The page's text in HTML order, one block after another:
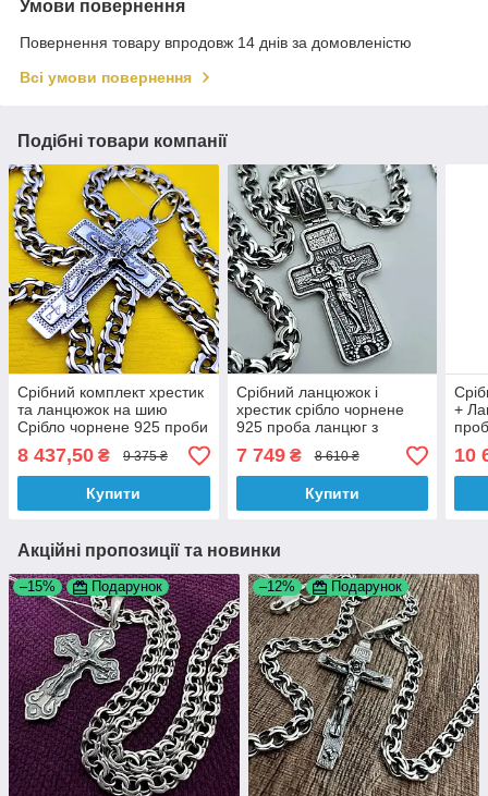
Умови повернення
Повернення товару впродовж 14 днів за домовленістю
Всі умови повернення
Подібні товари компанії
Срібний комплект хрестик
та ланцюжок на шию
Срібло чорнене 925 проби
8 437,50 ₴ 9 375 ₴
Купити
Срібний ланцюжок і
хрестик срібло чорнене
925 проба ланцюг з
7 749₴ 8 610 ₴
Купити
+
10
Акційні пропозиції та новинки
–15% Подарунок –12% Подарунок